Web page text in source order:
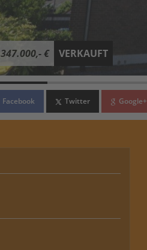
347.000,- € VERKAUFT
Facebook Twitter Google+